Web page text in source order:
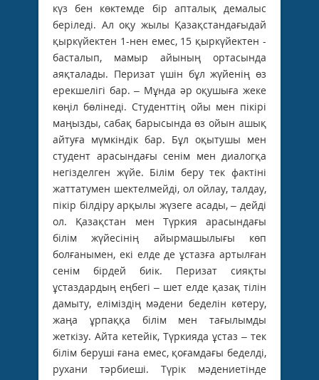
күз бен көктемде бір апталық демалыс
беріледі. Ал оқу жылы Қазақстандағыдай
қыркүйектен 1-нен емес, 15 қыркүйектен ­
басталып, мамыр айының ортасында
аяқталады. ­Перизат үшін бұл жүйенің өз
ерекшелігі бар. – Мұнда әр оқушыға жеке
көңіл бөлінеді. Студенттің ойы мен пікірі
маңызды, сабақ барысында өз ойын ашық
айтуға мүмкіндік бар. Бұл оқытушы мен
студент арасындағы сенім мен диалогқа
негізделген жүйе. Білім беру тек фактіні
жаттатумен шектелмейді, ол ойлау, талдау,
пікір білдіру арқылы жүзеге асады, – дейді
ол. Қазақстан мен Түркия арасындағы
білім жүйесінің айырмашылығы көп
болғанымен, екі елде де ұстазға артылған
сенім бірдей биік. Перизат сияқты
ұстаздардың еңбегі – шет елде қазақ тілін
дамыту, еліміздің мәдени беделін көтеру,
жаңа ұрпаққа білім мен тағылымды
жеткізу. Айта кетейік, Түркияда ұстаз – тек
білім беруші ғана емес, қоғамдағы беделді,
рухани тәрбиеші. Түрік мәдениетінде